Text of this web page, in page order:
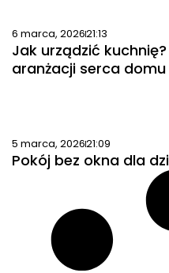
6 marca, 202621:13
Jak urządzić
aranżacji serca domu
5 marca, 202621:09
Pokój bez okna dla